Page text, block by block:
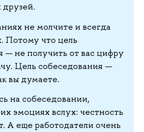
друзей.
не молчите и всегда
Потому что цель
— не получить от вас цифру
Цель собеседования —
вы думаете.
на собеседовании,
эмоциях вслух: честность
А еще работодатели очень